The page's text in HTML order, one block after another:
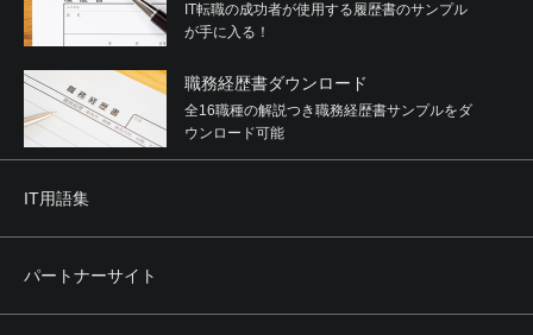
IT転職の成功者が使用する履歴書のサンプル
が手に入る！
職務経歴書ダウンロード
全16職種の解説つき職務経歴書サンプルをダ
ウンロード可能
IT用語集
パートナーサイト